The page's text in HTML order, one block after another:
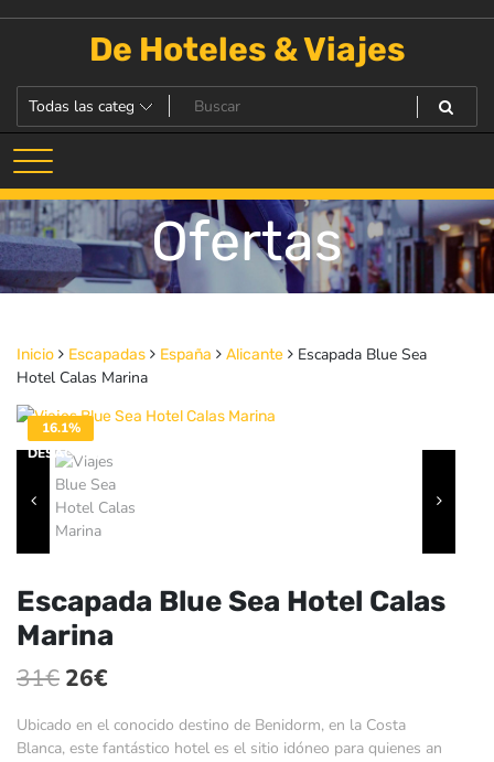
De Hoteles & Viajes
Ofertas
Inicio Escapadas España Alicante
Escapada Blue Sea
Hotel Calas Marina
16.1%
DESACTIVADO
Escapada Blue Sea Hotel Calas
Marina
31€ El
precio
original
26€
precio
actual
Ubicado en el conocido destino de Benidorm, en la Costa
Blanca, este fantástico hotel es el sitio idóneo para quienes an